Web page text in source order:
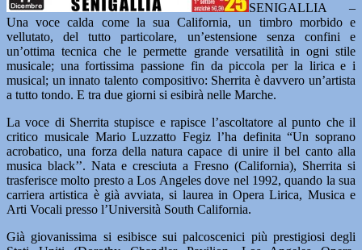
SENIGALLIA –
Una voce calda come la sua California, un timbro morbido e
vellutato, del tutto particolare, un’estensione senza confini e
un’ottima tecnica che le permette grande versatilità in ogni stile
musicale; una fortissima passione fin da piccola per la lirica e i
musical; un innato talento compositivo: Sherrita è davvero un’artista
a tutto tondo. E tra due giorni si esibirà nelle Marche.
La voce di Sherrita stupisce e rapisce l’ascoltatore al punto che il
critico musicale Mario Luzzatto Fegiz l’ha definita “Un soprano
acrobatico, una forza della natura capace di unire il bel canto alla
musica black’’. Nata e cresciuta a Fresno (California), Sherrita si
trasferisce molto presto a Los Angeles dove nel 1992, quando la sua
carriera artistica è già avviata, si laurea in Opera Lirica, Musica e
Arti Vocali presso l’Università South California.
Già giovanissima si esibisce sui palcoscenici più prestigiosi degli